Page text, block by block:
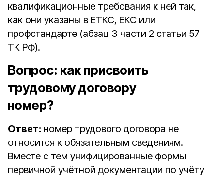
квалификационные требования к ней так,
как они указаны в ЕТКС, ЕКС или
профстандарте (абзац 3 части 2 статьи 57
ТК РФ).
Вопрос: как присвоить
трудовому договору
номер?
Ответ: номер трудового договора не
относится к обязательным сведениям.
Вместе с тем унифицированные формы
первичной учётной документации по учёту